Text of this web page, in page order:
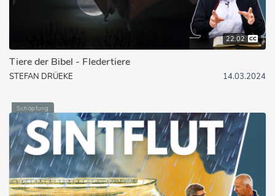
22:02
Tiere der Bibel - Fledertiere
STEFAN DRÜEKE 14.03.2024
Schöpfung